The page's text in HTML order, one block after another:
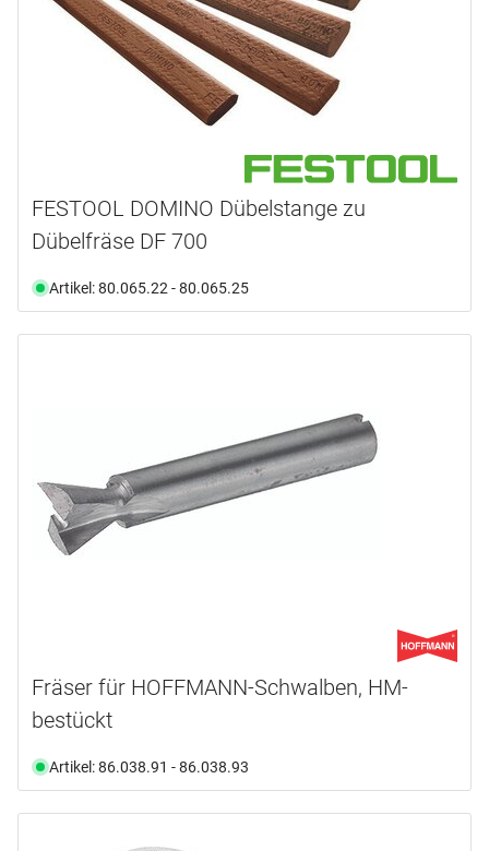
FESTOOL DOMINO Dübelstange zu
Dübelfräse DF 700
Artikel: 80.065.22 - 80.065.25
Fräser für HOFFMANN-Schwalben, HM-
bestückt
Artikel: 86.038.91 - 86.038.93